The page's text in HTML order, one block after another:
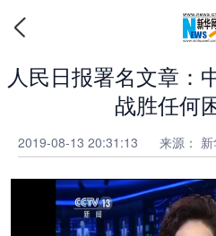
人民日报署名文章：
战胜任何
2019-08-13 20:31:13 来源： 新